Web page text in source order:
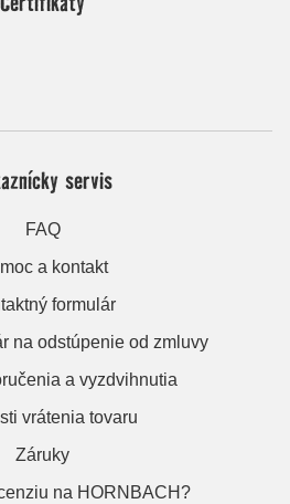
servis
FAQ
a kontakt
formulár
na odstúpenie od zmluvy
a vyzdvihnutia
vrátenia tovaru
Záruky
na HORNBACH?